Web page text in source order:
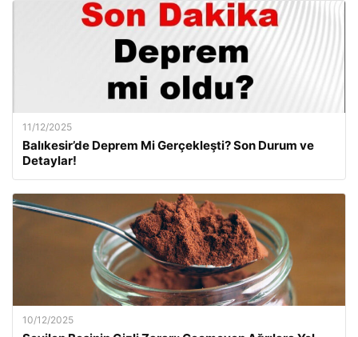
11/12/2025
Balıkesir’de Deprem Mi Gerçekleşti? Son Durum ve
Detaylar!
10/12/2025